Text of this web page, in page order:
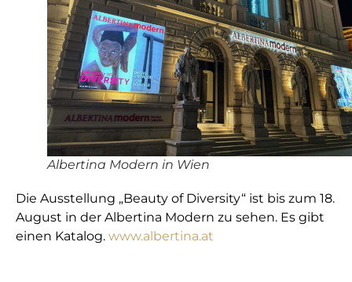
Albertina Modern in Wien
Die Ausstellung „Beauty of Diversity“ ist bis zum 18.
August in der Albertina Modern zu sehen. Es gibt
einen Katalog. www.albertina.at